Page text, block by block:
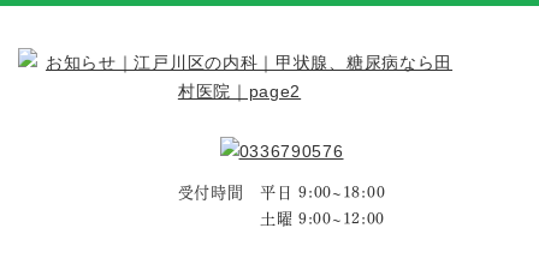
受付時間 平日 9:00~18:00
土曜 9:00~12:00